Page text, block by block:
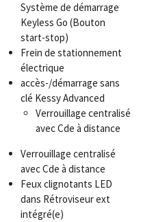
Système de démarrage
Keyless Go (Bouton
start-stop)
Frein de stationnement
électrique
accès-/démarrage sans
clé Kessy Advanced
Verrouillage centralisé
avec Cde à distance
Verrouillage centralisé
avec Cde à distance
Feux clignotants LED
dans Rétroviseur ext
intégré(e)